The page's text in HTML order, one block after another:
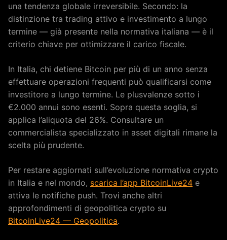
una tendenza globale irreversibile. Secondo: la
distinzione tra trading attivo e investimento a lungo
termine — già presente nella normativa italiana — è il
criterio chiave per ottimizzare il carico fiscale.
In Italia, chi detiene Bitcoin per più di un anno senza
effettuare operazioni frequenti può qualificarsi come
investitore a lungo termine. Le plusvalenze sotto i
€2.000 annui sono esenti. Sopra questa soglia, si
applica l’aliquota del 26%. Consultare un
commercialista specializzato in asset digitali rimane la
scelta più prudente.
Per restare aggiornati sull’evoluzione normativa crypto
in Italia e nel mondo, scarica l’app BitcoinLive24 e
attiva le notifiche push. Trovi anche altri
approfondimenti di geopolitica crypto su
BitcoinLive24 — Geopolitica.